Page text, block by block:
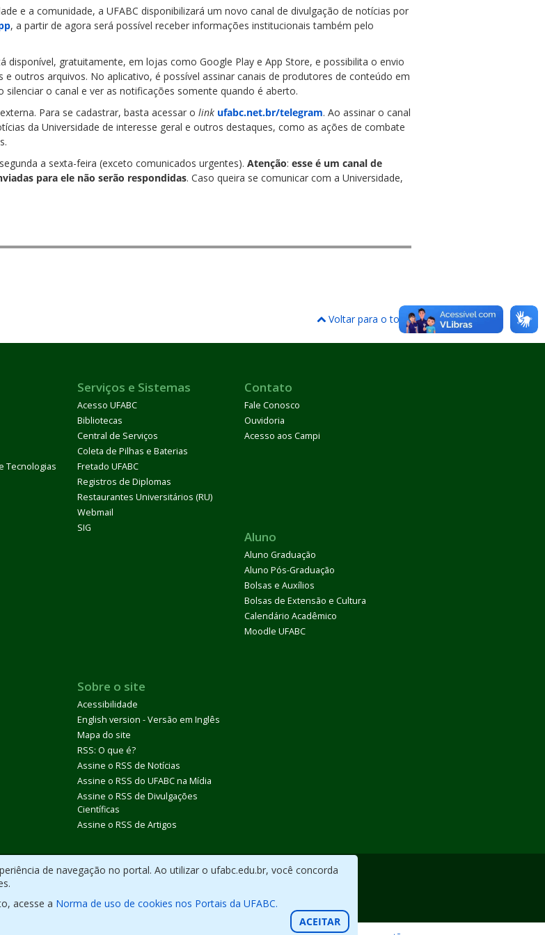
de navegação no portal. Ao utilizar o ufabc.edu.br, você concorda
acesse a Norma de uso de cookies nos Portais da UFABC.
ACEITAR
e a comunidade, a UFABC disponibilizará um novo canal de divulgação de notícias por
, a partir de agora será possível receber informações institucionais também pelo
disponível, gratuitamente, em lojas como Google Play e App Store, e possibilita o envio
outros arquivos. No aplicativo, é possível assinar canais de produtores de conteúdo em
o canal e ver as notificações somente quando é aberto.
Para se cadastrar, basta acessar o link ufabc.net.br/telegram. Ao assinar o canal
da Universidade de interesse geral e outros destaques, como as ações de combate
a sexta-feira (exceto comunicados urgentes). Atenção: esse é um canal de
para ele não serão respondidas. Caso queira se comunicar com a Universidade,
Voltar para o topo
Tecnologias
Serviços e Sistemas
Acesso UFABC
Bibliotecas
Central de Serviços
Coleta de Pilhas e Baterias
Fretado UFABC
Registros de Diplomas
Restaurantes Universitários (RU)
Webmail
SIG
Contato
Fale Conosco
Ouvidoria
Acesso aos Campi
Aluno
Aluno Graduação
Aluno Pós-Graduação
Bolsas e Auxílios
Bolsas de Extensão e Cultura
Calendário Acadêmico
Moodle UFABC
Sobre o site
Acessibilidade
English version - Versão em Inglês
Mapa do site
RSS: O que é?
Assine o RSS de Notícias
Assine o RSS do UFABC na Mídia
Assine o RSS de Divulgações
Científicas
Assine o RSS de Artigos